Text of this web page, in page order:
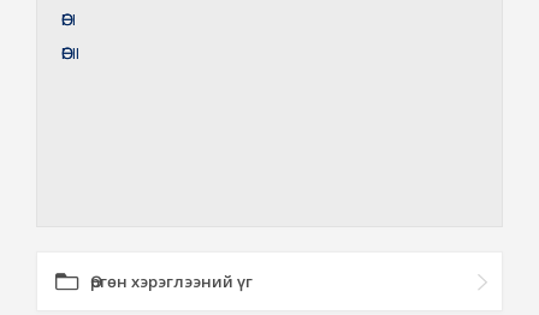
ӨӨГI
ӨӨГII
Өргөн хэрэглээний үг